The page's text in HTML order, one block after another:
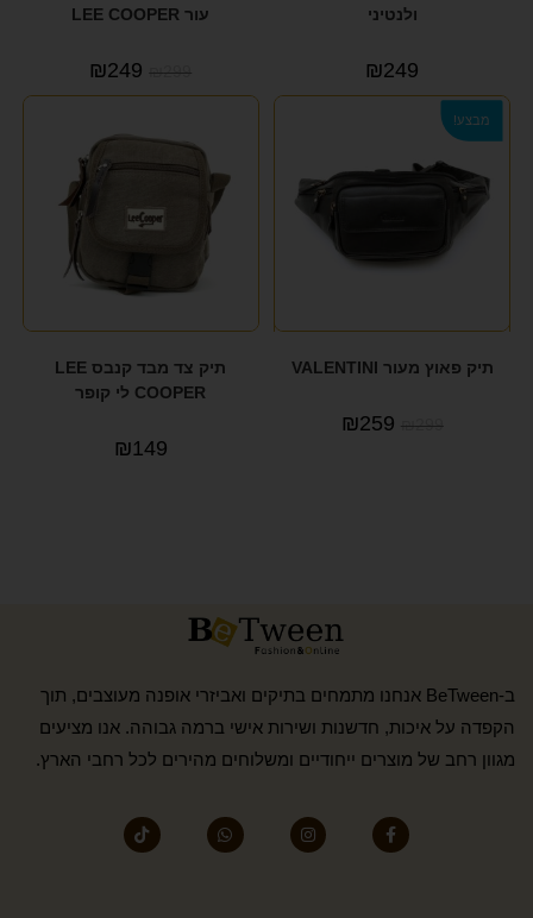
ולנטיני
₪249
עור LEE COOPER
₪299
₪249
מבצע!
תיק פאוץ מעור VALENTINI
₪299
₪259
תיק צד מבד קנבס LEE
COOPER לי קופר
₪149
ב-BeTween אנחנו מתמחים בתיקים ואביזרי אופנה מעוצבים, תוך
הקפדה על איכות, חדשנות ושירות אישי ברמה גבוהה. אנו מציעים
מגוון רחב של מוצרים ייחודיים ומשלוחים מהירים לכל רחבי הארץ.